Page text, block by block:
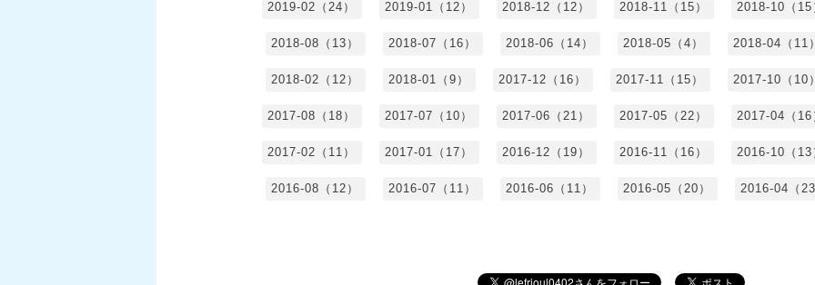
2019-02（24） 2019-01（12） 2018-12（12） 2018-11（15） 2018-10（15
2018-08（13） 2018-07（16） 2018-06（14） 2018-05（4） 2018-04（11
2018-02（12） 2018-01（9） 2017-12（16） 2017-11（15） 2017-10（10
2017-08（18） 2017-07（10） 2017-06（21） 2017-05（22） 2017-04（16
2017-02（11） 2017-01（17） 2016-12（19） 2016-11（16） 2016-10（13
2016-08（12） 2016-07（11） 2016-06（11） 2016-05（20） 2016-04（